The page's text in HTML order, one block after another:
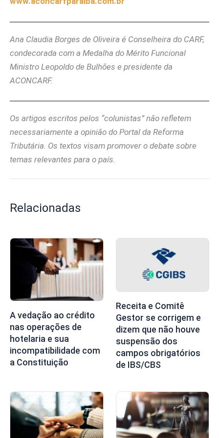
Ana Claudia Borges de Oliveira é Conselheira do CARF,
condecorada com a Medalha do Mérito Funcional
Ministro Leopoldo de Bulhões e presidente da
ACONCARF.
Os artigos escritos pelos “colunistas” não refletem
necessariamente a opinião do Portal da Reforma
Tributária. Os textos visam promover o debate sobre
temas relevantes para o país.
Relacionadas
A vedação ao crédito
nas operações de
hotelaria e sua
incompatibilidade com
a Constituição
Receita e Comitê
Gestor se corrigem e
dizem que não houve
suspensão dos
campos obrigatórios
de IBS/CBS